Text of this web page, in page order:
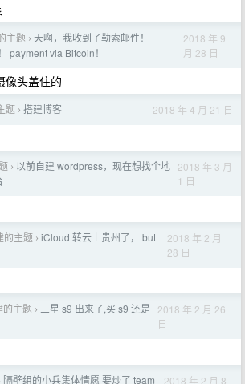
主题 › 天啊，我收到了勒索邮件！
payment via Bitcoin！
2018 年 9
月 28 日
像头盖住的
题 › 搭建博客 2018 年 4 月 21 日
› 以前自建 wordpress，现在想找个地 2018 年 3 月
1 日
的主题 › iCloud 转云上贵州了， but
2018 年 2 月
28 日
的主题 › 三星 s9 出来了,买 s9 还是 2018 年 2 月 26
日
隔壁组的小兵集体情愿 要炒了 team
2018 年 2 月 8